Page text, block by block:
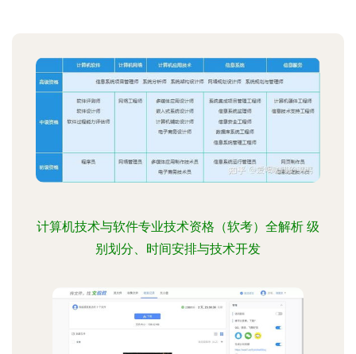
计算机技术与软件专业技术资格（软考）全解析 级
别划分、时间安排与技术开发